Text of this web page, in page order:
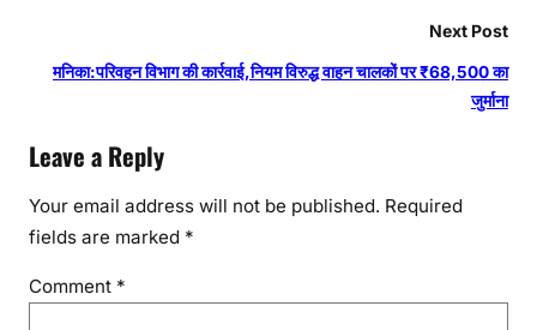
Next Post
मनिका:परिवहन विभाग की कार्रवाई,नियम विरुद्ध वाहन चालकों पर ₹68,500 का
जुर्माना
Leave a Reply
Your email address will not be published. Required
fields are marked *
Comment *